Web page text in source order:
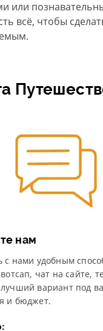
или
всё, чтобы
нам
с нами удобным
чат на сайте,
вариант под
и бюджет.